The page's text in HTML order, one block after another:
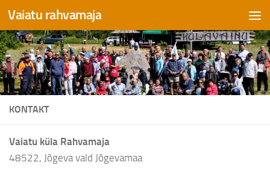
Skip to content
Vaiatu rahvamaja
KONTAKT
Vaiatu küla Rahvamaja
48522, Jõgeva vald Jõgevamaa